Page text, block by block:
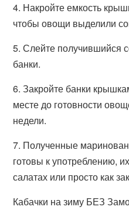
4. Накройте емкость
чтобы овощи выделили
5. Слейте получившийся
банки.
6. Закройте банки
месте до готовности
недели.
7. Полученные
готовы к употреблению,
салатах или просто как
Кабачки на зиму БЕЗ